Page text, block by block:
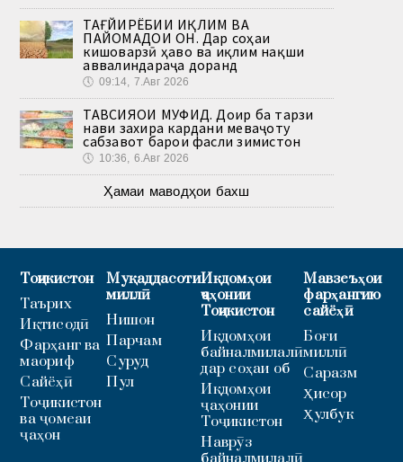
ТАҒЙИРЁБИИ ИҚЛИМ ВА
ПАЙОМАДҲОИ ОН. Дар соҳаи
кишоварзӣ ҳаво ва иқлим нақши
аввалиндараҷа доранд
🕔 09:14, 7.Авг 2026
ТАВСИЯҲОИ МУФИД. Доир ба тарзи
нави захира кардани меваҷоту
сабзавот барои фасли зимистон
🕔 10:36, 6.Авг 2026
Ҳамаи маводҳои бахш
Тоҷикистон
Таърих
Иқтисодӣ
Фарҳанг ва
маориф
Сайёҳӣ
Тоҷикистон
ва ҷомеаи
ҷаҳон
Муқаддасоти
миллӣ
Нишон
Парчам
Суруд
Пул
Иқдомҳои
ҷаҳонии
Тоҷикистон
Иқдомҳои
байналмилалӣ
дар соҳаи об
Иқдомҳои
ҷаҳонии
Тоҷикистон
Наврӯз
Мавзеъҳои
фарҳангию
сайёҳӣ
Боғи
миллӣ
Саразм
Ҳисор
Ҳулбук